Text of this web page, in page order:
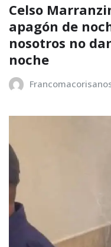
Celso
apagón de
nosotros no
noche